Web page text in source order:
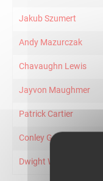
Jakub Szumert
Andy Mazurczak
Chavaughn Lewis
Jayvon Maughmer
Patrick Cartier
Conley Garrison
Dwight Wilson III